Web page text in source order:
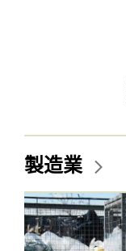
製造業